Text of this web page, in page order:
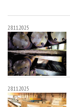
28.11.2025
28.11.2025